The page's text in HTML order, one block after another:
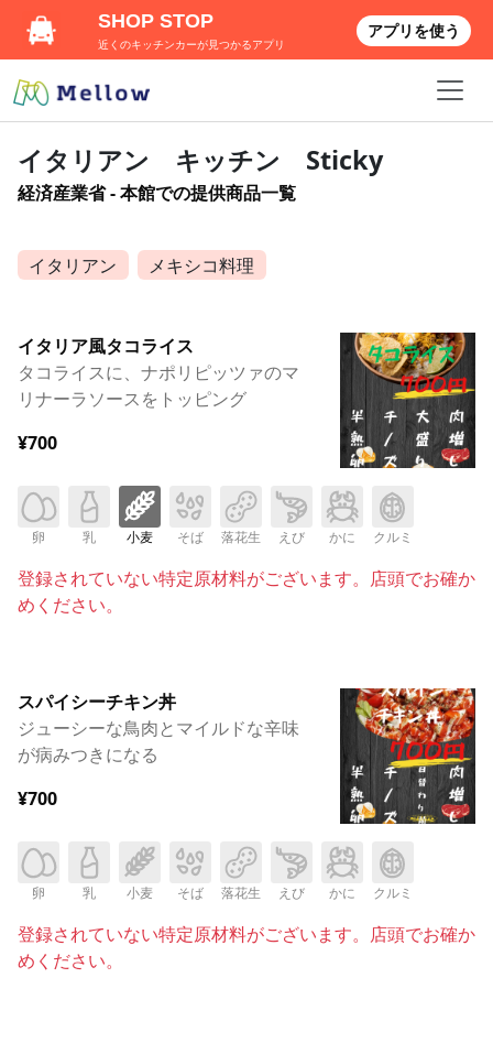
イタリアン キッチン Sticky
経済産業省 - 本館での提供商品一覧
イタリアン メキシコ料理
イタリア風タコライス
タコライスに、ナポリピッツァのマ
リナーラソースをトッピング
¥700
卵 乳 小麦 そば 落花生 えび かに クルミ
登録されていない特定原材料がございます。店頭でお確か
めください。
スパイシーチキン丼
ジューシーな鳥肉とマイルドな辛味
が病みつきになる
¥700
卵 乳 小麦 そば 落花生 えび かに クルミ
登録されていない特定原材料がございます。店頭でお確か
めください。
SHOP STOP
近くのキッチンカーが見つかるアプリ
アプリを使う